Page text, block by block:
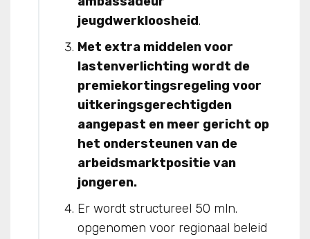
jeugdwerkloosheid.
Met extra middelen voor
lastenverlichting wordt de
premiekortingsregeling voor
uitkeringsgerechtigden
aangepast en meer gericht op
het ondersteunen van de
arbeidsmarktpositie van
jongeren.
Er wordt structureel 50 mln.
opgenomen voor regionaal beleid